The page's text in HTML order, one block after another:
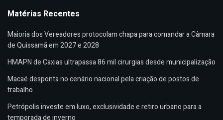
Matérias Recentes
Maioria dos Vereadores protocolam chapa para comandar a Câmara
de Quissamã em 2027 e 2028
HMAPN de Caxias ultrapassa 86 mil cirurgias desde municipalização
Macaé desponta no cenário nacional pela criação de postos de
trabalho
Petrópolis investe em luxo, exclusividade e retiro urbano para a
temporada de inverno